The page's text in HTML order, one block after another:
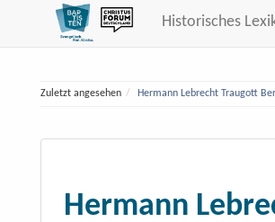
Historisches
Zuletzt angesehen Hermann Lebrecht Traugott
Hermann